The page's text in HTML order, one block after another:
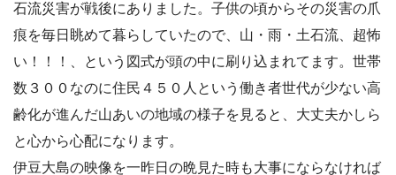
石流災害が戦後にありました。子供の頃からその災害の爪
痕を毎日眺めて暮らしていたので、山・雨・土石流、超怖
い！！！、という図式が頭の中に刷り込まれてます。世帯
数３００なのに住民４５０人という働き者世代が少ない高
齢化が進んだ山あいの地域の様子を見ると、大丈夫かしら
と心から心配になります。
伊豆大島の映像を一昨日の晩見た時も大事にならなければ